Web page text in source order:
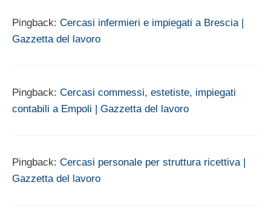
Pingback: Cercasi infermieri e impiegati a Brescia |
Gazzetta del lavoro
Pingback: Cercasi commessi, estetiste, impiegati
contabili a Empoli | Gazzetta del lavoro
Pingback: Cercasi personale per struttura ricettiva |
Gazzetta del lavoro